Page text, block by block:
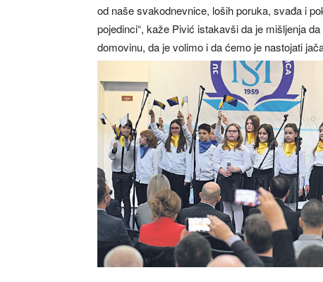
od naše svakodnevnice, loših poruka, svađa i
pojedinci“, kaže Pivić istakavši da je mišljenja
domovinu, da je volimo i da ćemo je nastojati